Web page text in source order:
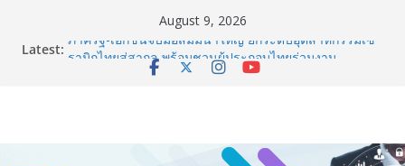
August 9, 2026
Latest: ภาครัฐ-เอกชนจับมือสัมมนาใหญ่ ยกระดับอุตสาหกรรมเซ
รามิกไทยสู่สากล พร้อมชวนผู้ประกอบไทยร่วมงาน
นิทรรศการยกระดับ…ความเป็นห่วง” ในงาน Hug